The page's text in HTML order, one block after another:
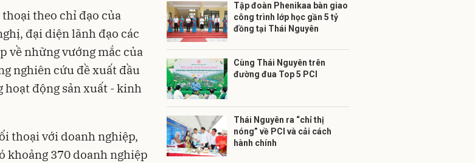
theo chỉ đạo của
đại diện lãnh đạo các
về những vướng mắc của
nghiên cứu đề xuất đầu
động sản xuất - kinh
thoại với doanh nghiệp,
khoảng 370 doanh nghiệp
Tập đoàn Phenikaa bàn giao
công trình lớp học gần 5 tỷ
đồng tại Thái Nguyên
Cùng Thái Nguyên trên
đường đua Top 5 PCI
Thái Nguyên ra “chỉ thị
nóng” về PCI và cải cách
hành chính